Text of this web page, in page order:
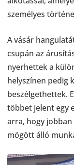
személyes
A vásár
csupán az
nyerhettek a
helyszínen pedig
beszélgethettek.
többet jelent egy
arra, hogy
mögött álló